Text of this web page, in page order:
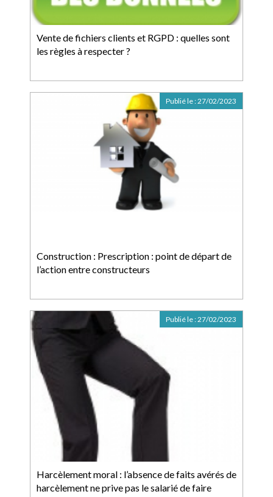
Vente de fichiers clients et RGPD : quelles sont
les règles à respecter ?
Construction : Prescription : point de départ de
l’action entre constructeurs
Publié le :27/02/2023
Harcèlement moral : l’absence de faits avérés de
harcèlement ne prive pas le salarié de faire
Publié le :27/02/2023